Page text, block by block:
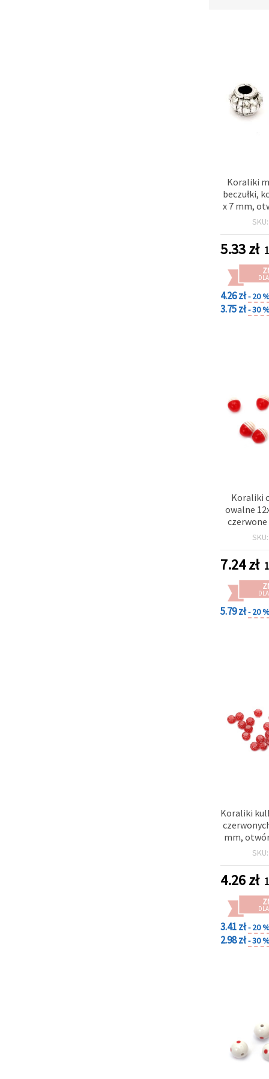
Koraliki
beczułki,
x 7 mm,
g
SKU:
5.33zł
4.26 zł- 20
3.75 zł- 30
Koraliki
owalne
czerwone
SKU:
7.24zł
5.79 zł- 20
Koraliki
mm,
SKU:
4.26zł
3.41 zł- 20
2.98 zł- 30